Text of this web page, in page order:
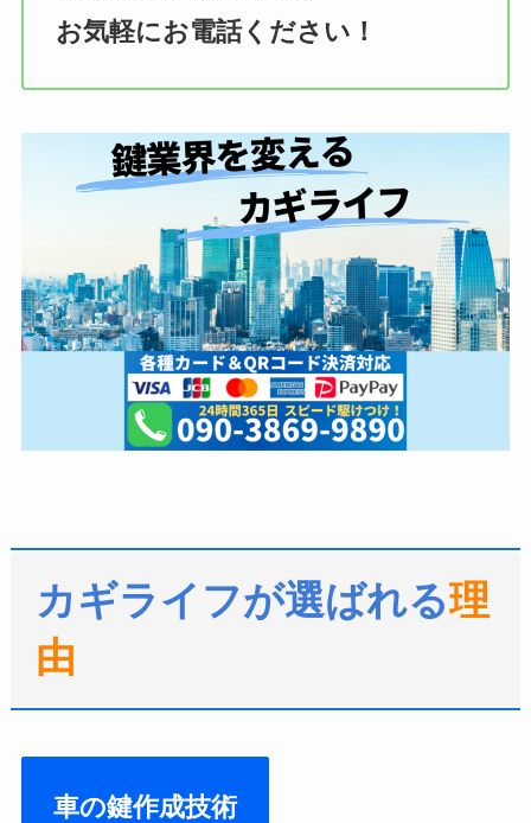
お気軽にお電話ください！
カギライフが選ばれる理
由
車の鍵作成技術